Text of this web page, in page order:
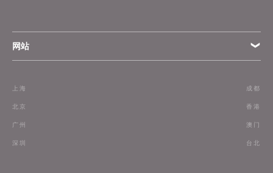
网站
订阅
上海
北京
广州
深圳
成都
香港
澳门
台北